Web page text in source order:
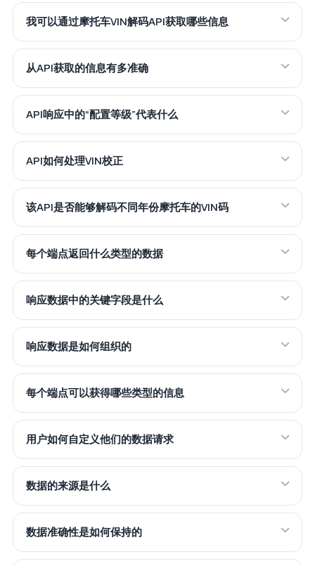
我可以通过摩托车VIN解码API获取哪些信息
从API获取的信息有多准确
API响应中的“配置等级”代表什么
API如何处理VIN校正
该API是否能够解码不同年份摩托车的VIN码
每个端点返回什么类型的数据
响应数据中的关键字段是什么
响应数据是如何组织的
每个端点可以获得哪些类型的信息
用户如何自定义他们的数据请求
数据的来源是什么
数据准确性是如何保持的